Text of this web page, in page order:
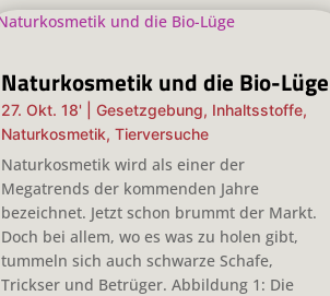
Naturkosmetik und die Bio-Lüge
27. Okt. 18' |Gesetzgebung, Inhaltsstoffe,
Naturkosmetik,Tierversuche
Naturkosmetik wird als einer der
Megatrends der kommenden Jahre
bezeichnet. Jetzt schon brummt der Markt.
Doch bei allem, wo es was zu holen gibt,
tummeln sich auch schwarze Schafe,
Trickser und Betrüger. Abbildung 1: Die